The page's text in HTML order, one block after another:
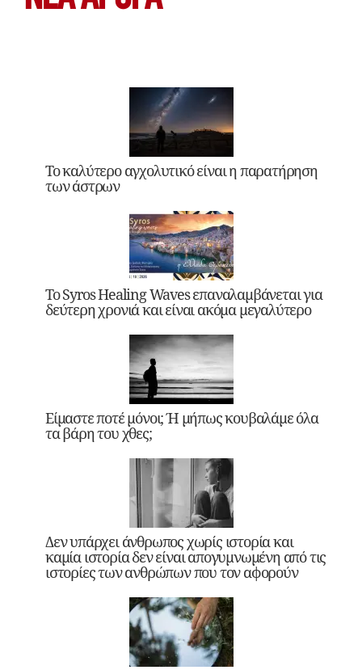
Το καλύτερο αγχολυτικό είναι η παρατήρηση
των άστρων
Το Syros Healing Waves επαναλαμβάνεται για
δεύτερη χρονιά και είναι ακόμα μεγαλύτερο
Είμαστε ποτέ μόνοι; Ή μήπως κουβαλάμε όλα
τα βάρη του χθες;
Δεν υπάρχει άνθρωπος χωρίς ιστορία και
καμία ιστορία δεν είναι απογυμνωμένη από τις
ιστορίες των ανθρώπων που τον αφορούν